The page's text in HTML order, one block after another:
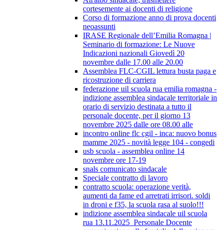
cortesemente ai docenti di religione
Corso di formazione anno di prova docenti
neoassunti
IRASE Regionale dell’Emilia Romagna |
Seminario di formazione: Le Nuove
Indicazioni nazionali Giovedì 20
novembre dalle 17.00 alle 20.00
Assemblea FLC-CGIL lettura busta paga e
ricostruzione di carriera
federazione uil scuola rua emilia romagna -
indizione assemblea sindacale territoriale in
orario di servizio destinata a tutto il
personale docente, per il giorno 13
novembre 2025 dalle ore 08.00 alle
incontro online flc cgil - inca: nuovo bonus
mamme 2025 - novità legge 104 - congedi
usb scuola - assemblea online 14
novembre ore 17-19
snals comunicato sindacale
Speciale contratto di lavoro
contratto scuola: operazione verità,
aumenti da fame ed arretrati irrisori. soldi
in droni e f35, la scuola rasa al suolo!!!
indizione assemblea sindacale uil scuola
rua 13.11.2025_Personale Docente